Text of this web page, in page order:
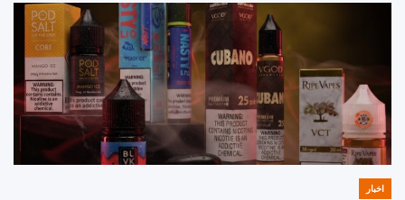
POSTED
اخبار